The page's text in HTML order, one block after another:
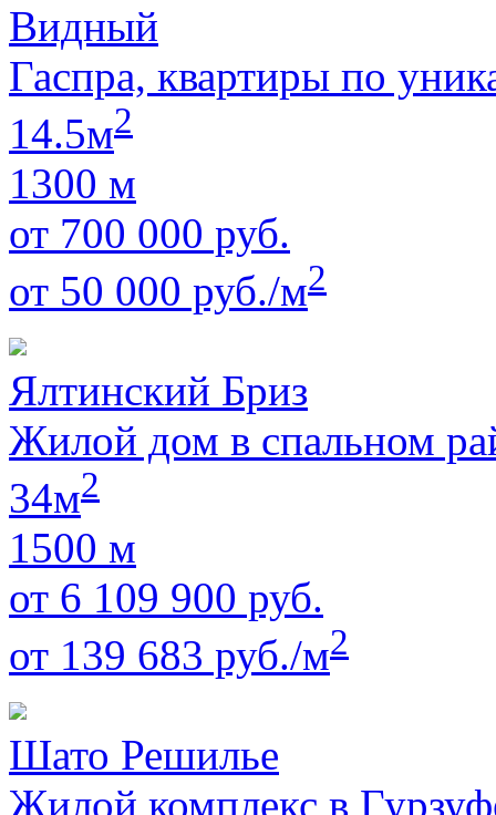
Видный
Гаспра, квартиры по
14.5м2
1300 м
от 700 000 руб.
от 50 000 руб./м2
Ялтинский Бриз
Жилой дом в спальном
34м2
1500 м
от 6 109 900 руб.
от 139 683 руб./м2
Шато Решилье
Жилой комплекс в